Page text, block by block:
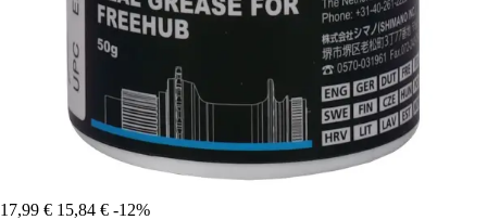
17,99 € 15,84 € -12%